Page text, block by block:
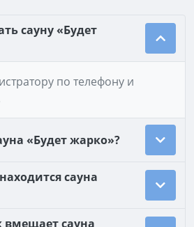
сауну «Будет
по телефону и
«Будет жарко»?
сауна
вмещает сауна